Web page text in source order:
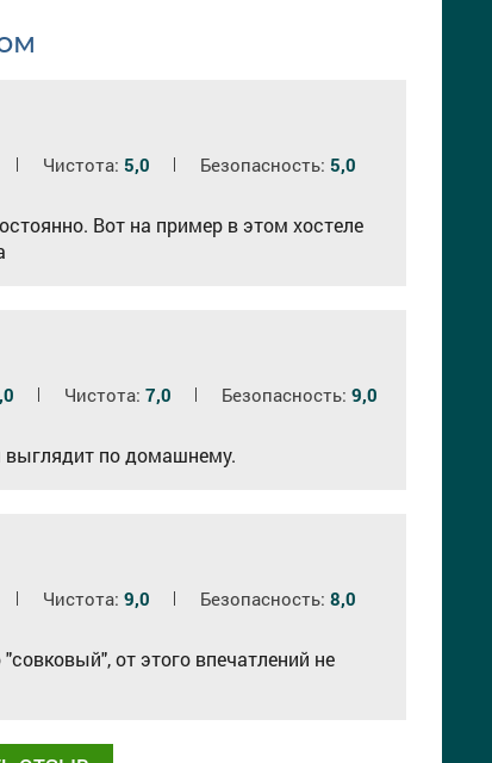
Чистота:5,0 Безопасность:5,0
Вот на пример в этом хостеле
Чистота:7,0 Безопасность:9,0
выглядит по домашнему.
Чистота:9,0 Безопасность:8,0
от этого впечатлений не